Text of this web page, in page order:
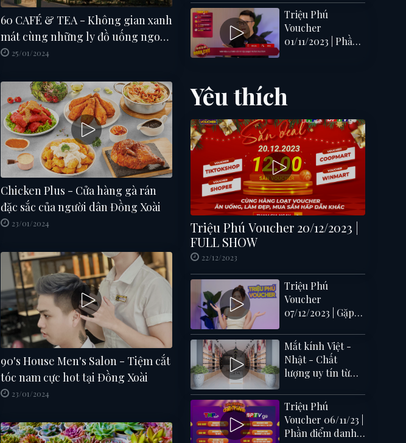
60 CAFÉ & TEA - Không gian xanh
mát cùng những ly đồ uống ngon,
lành25/01/2024
Chicken Plus - Cửa hàng gà rán
đặc sắc của người dân Đồng Xoài
23/01/2024
90's House Men's Salon - Tiệm cắt
tóc nam cực hot tại Đồng Xoài
23/01/2024
cực yêu tại Đồng
Xoài
Triệu Phú
Voucher
01/11/2023 | Phần
Yêu thích
Triệu Phú Voucher 20/12/2023 |
FULL SHOW
22/12/2023
Triệu Phú
Voucher
07/12/2023 | Gặp
xinh đẹp Thu
Hương FULL
SHOW
Mắt kính Việt -
Nhật - Chất
lượng uy tín từ
Triệu Phú
Voucher 06/11/23 |
Phần điểm danh